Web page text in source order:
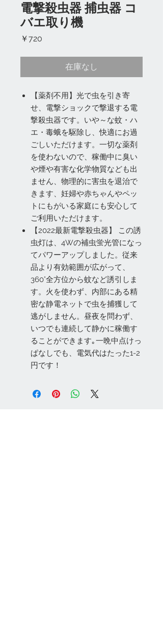
電撃殺虫器 捕虫器 コ
バエ取り機
￥720
在庫なし
【薬剤不用】光で虫を引き寄
せ、電撃ショックで撃退する電
撃殺虫器です。いや～な蚊・ハ
エ・毒蛾を駆除し、快適にお過
ごしいただけます。一切な薬剤
を使わないので、稼働中に臭い
や煙や有害な化学物質なども出
ません、物理的に害虫を退治で
きます、妊婦や赤ちゃんやペッ
トにもがいる家庭にも安心して
ご利用いただけます。
【2022最新電撃殺虫器】 この誘
虫灯は、4Wの補虫蛍光管になっ
てパワーアップしました。従来
品より有効範囲が広がって、
360°全方位から蚊など誘引しま
す。火を使わず、内部にある精
密な静電ネットで虫を捕獲して
逃がしません。昼夜を問わず、
いつでも連続して静かに稼働す
ることができます｡一晩中点けっ
ぱなしでも、電気代はたった1-2
円です！